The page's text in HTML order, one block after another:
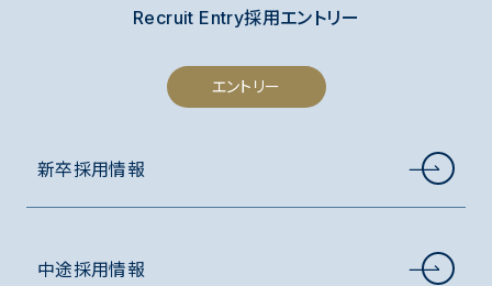
Recruit Entry採用エントリー
エントリー
新卒採用情報
中途採用情報